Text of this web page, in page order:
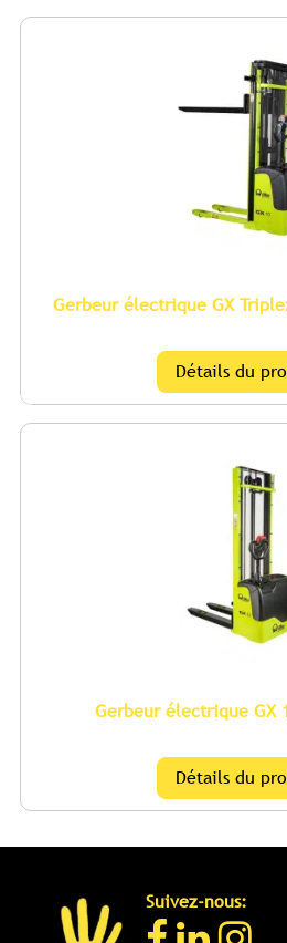
Gerbeur électrique GX
Détails du
Gerbeur électrique GX
Détails du
Previous
Suivez-nous: